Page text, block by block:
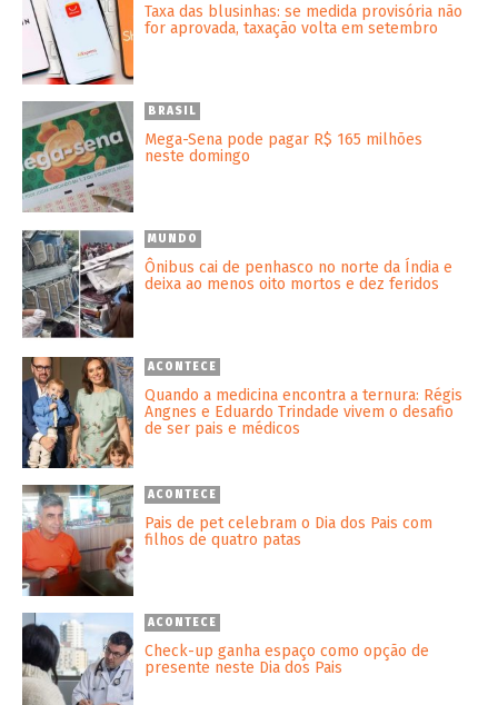
Taxa das blusinhas: se medida provisória não
for aprovada, taxação volta em setembro
BRASIL
Mega-Sena pode pagar R$ 165 milhões
neste domingo
MUNDO
Ônibus cai de penhasco no norte da Índia e
deixa ao menos oito mortos e dez feridos
ACONTECE
Quando a medicina encontra a ternura: Régis
Angnes e Eduardo Trindade vivem o desafio
de ser pais e médicos
ACONTECE
Pais de pet celebram o Dia dos Pais com
filhos de quatro patas
ACONTECE
Check-up ganha espaço como opção de
presente neste Dia dos Pais